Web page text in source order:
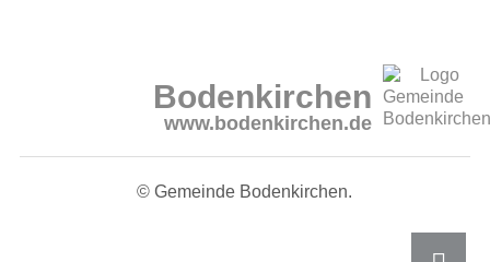
Bodenkirchen
www.bodenkirchen.de
© Gemeinde Bodenkirchen.